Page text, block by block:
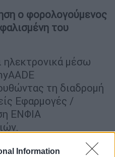
Information
ο φορολογούμενος
του
ηλεκτρονικά μέσω
τη διαδρομή
Εφαρμογές /
ΕΝΦΙΑ
ο